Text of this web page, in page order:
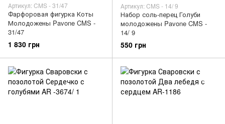
Артикул: CMS - 31/47
Фарфоровая фигурка Коты
Молодожены Pavone CMS -
31/47
1 830 грн
Артикул: CMS - 14/ 9
Набор соль-перец Голуби
молодожены Pavone CMS -
14/ 9
550 грн